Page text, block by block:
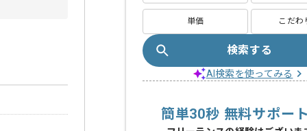
単価 こだわ
検索する
AI検索を使ってみる
簡単30秒 無料サポー